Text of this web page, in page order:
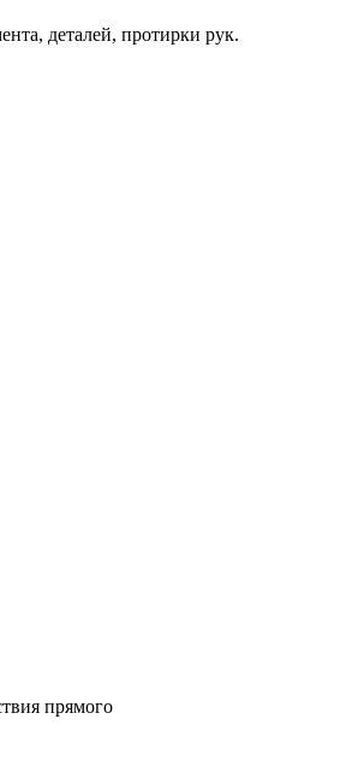
деталей, протирки рук.
прямого